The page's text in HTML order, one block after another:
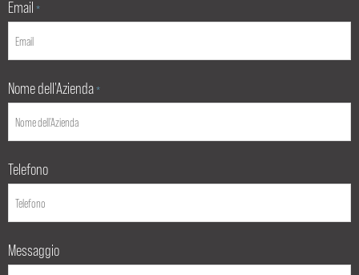
Email *
Nome dell'Azienda *
Telefono
Messaggio